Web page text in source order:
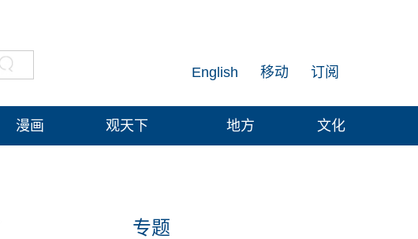
订阅
移动
English
漫画 观天下 地方 文化
专题